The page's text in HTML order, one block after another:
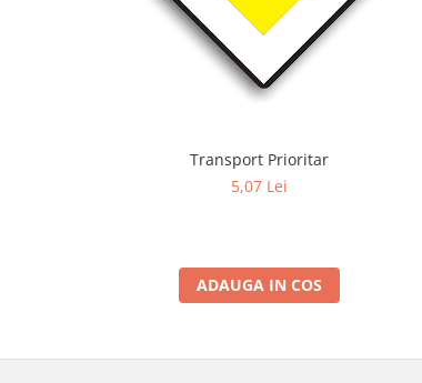
Transport Prioritar
5,07 Lei
ADAUGA IN COS